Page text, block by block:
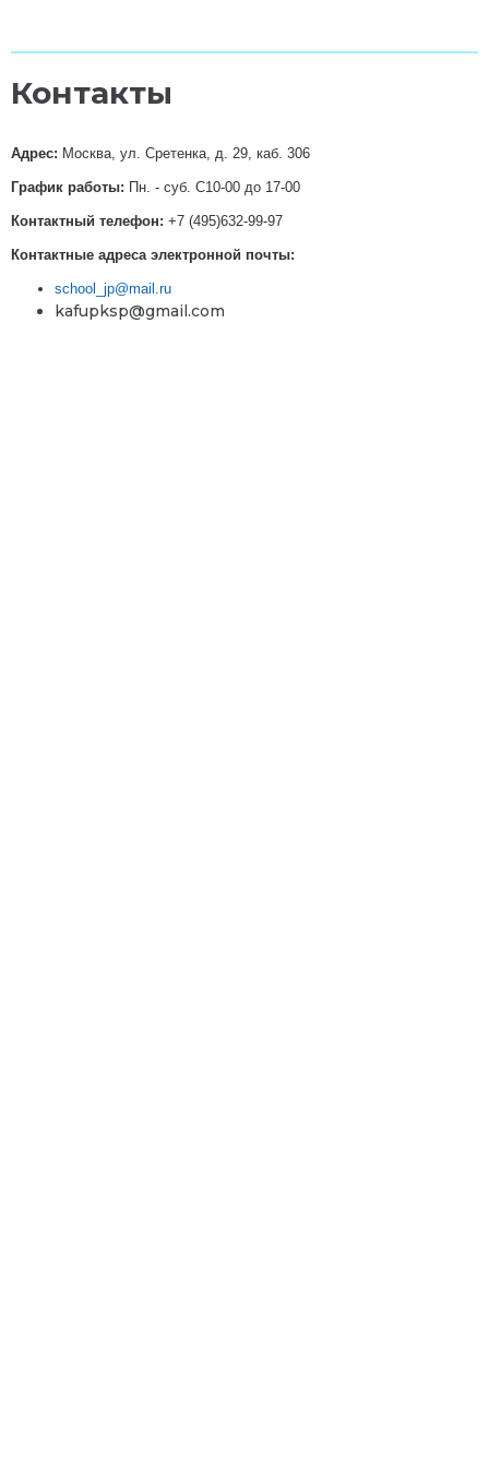
Контакты
Адрес: Москва, ул. Сретенка, д. 29, каб. 306
График работы: Пн. - суб. С10-00 до 17-00
Контактный телефон: +7 (495)632-99-97
Контактные адреса электронной почты:
school_jp@mail.ru
kafupksp@gmail.com